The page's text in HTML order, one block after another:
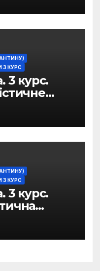
3 КУРС
3 курс.
3 КУРС
3 курс.